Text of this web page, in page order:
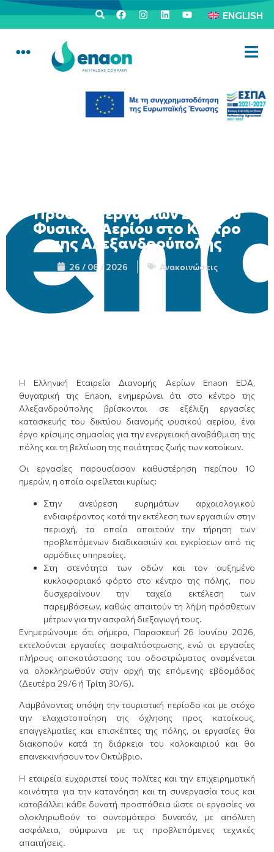
ENGLISH
Πρόοδος εργασιών Δικτύου
Φυσικού Αερίου στο Κέντρο
της Αλεξανδρούπολης
26 / 06 / 2026 Ανακοινώσεις
Η Ελληνική Εταιρεία Διανομής Αερίων Enaon EDA,
θυγατρική της Enaon, ενημερώνει ότι στο κέντρο της
Αλεξανδρούπολης βρίσκονται σε εξέλιξη εργασίες
κατασκευής του δικτύου διανομής φυσικού αερίου, ένα
έργο κρίσιμης σημασίας για την ενεργειακή αναβάθμιση της
πόλης και τη βελτίωση της ποιότητας ζωής των κατοίκων.
Οι εργασίες παρουσίασαν καθυστέρηση περίπου 10
ημερών, η οποία οφείλεται κυρίως:
Στην ανεύρεση ευρημάτων αρχαιολογικού
ενδιαφέροντος κατά την εκτέλεση των εργασιών στην
περιοχή, τα οποία απαιτούν την τήρηση των
προβλεπόμενων διαδικασιών και εγκρίσεων από τις
αρμόδιες υπηρεσίες.
Στη στενότητα των οδών και τον αυξημένο
κυκλοφοριακό φόρτο στο κέντρο της πόλης, που
δυσχεραίνουν την ταχεία εκτέλεση των
παρεμβάσεων, καθώς απαιτούν τη λήψη πρόσθετων
μέτρων για την ασφαλή διεξαγωγή τους.
Ενημερώνουμε ότι σήμερα, Παρασκευή 26 Ιουνίου 2026,
εκτελούνται εργασίες ασφαλτόστρωσης, ενώ οι εργασίες
πλήρους αποκατάστασης του οδοστρώματος αναμένεται
να ολοκληρωθούν στην αρχή της επόμενης εβδομάδας
(Δευτέρα 29/6 ή Τρίτη 30/6).
Λαμβάνοντας υπόψη την τουριστική περίοδο και με στόχο
την ελαχιστοποίηση της όχλησης προς κατοίκους,
επαγγελματίες και επισκέπτες της πόλης, οι εργασίες θα
διακοπούν κατά τη διάρκεια του καλοκαιριού και θα
επανεκκινήσουν τον Οκτώβριο.
Η εταιρεία ευχαριστεί τους πολίτες και την επιχειρηματική
κοινότητα για την κατανόηση και τη συνεργασία τους και
καταβάλλει κάθε δυνατή προσπάθεια ώστε οι εργασίες να
ολοκληρωθούν το συντομότερο δυνατόν, με απόλυτη
ασφάλεια, σύμφωνα με τις προβλεπόμενες τεχνικές
απαιτήσεις.